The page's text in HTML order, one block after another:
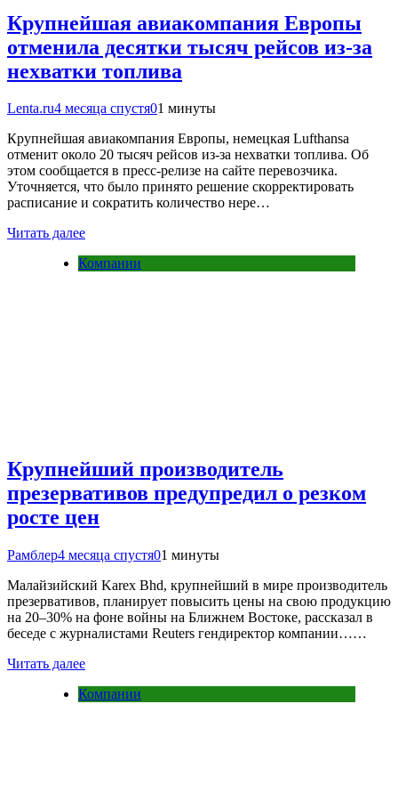
Крупнейшая авиакомпания Европы
отменила десятки тысяч рейсов из-за
нехватки топлива
Lenta.ru4 месяца спустя01 минуты
Крупнейшая авиакомпания Европы, немецкая Lufthansa
отменит около 20 тысяч рейсов из-за нехватки топлива. Об
этом сообщается в пресс-релизе на сайте перевозчика.
Уточняется, что было принято решение скорректировать
расписание и сократить количество нере…
Читать далее
Компании
Крупнейший производитель
презервативов предупредил о резком
росте цен
Рамблер4 месяца спустя01 минуты
Малайзийский Karex Bhd, крупнейший в мире производитель
презервативов, планирует повысить цены на свою продукцию
на 20–30% на фоне войны на Ближнем Востоке, рассказал в
беседе с журналистами Reuters гендиректор компании……
Читать далее
Компании